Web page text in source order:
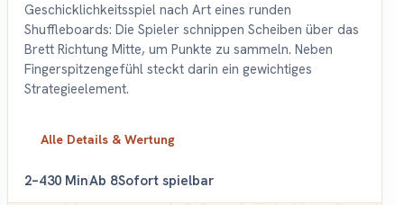
Geschicklichkeitsspiel nach Art eines runden
Shuffleboards: Die Spieler schnippen Scheiben über das
Brett Richtung Mitte, um Punkte zu sammeln. Neben
Fingerspitzengefühl steckt darin ein gewichtiges
Strategieelement.
Alle Details & Wertung
2–430 MinAb 8Sofort spielbar